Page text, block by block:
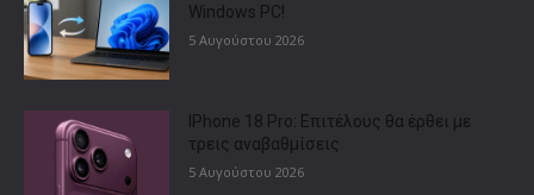
Windows PC!
5 Αυγούστου 2026
IPhone 18 Pro: Επιτέλους θα έρθει με
τρεις αναβαθμίσεις
5 Αυγούστου 2026